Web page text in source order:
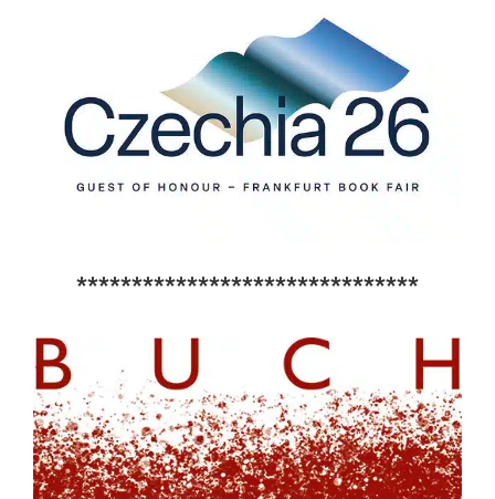
*******************************